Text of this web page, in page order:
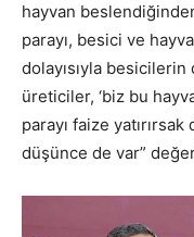
hayvan
parayı, besici ve
dolayısıyla besicilerin
üreticiler, ‘biz bu
parayı faize yatırırsak
düşünce de var”